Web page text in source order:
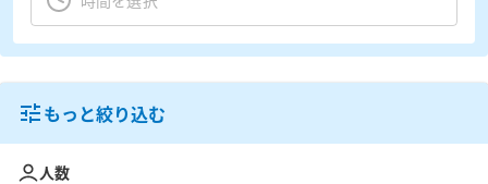
もっと絞り込む
人数